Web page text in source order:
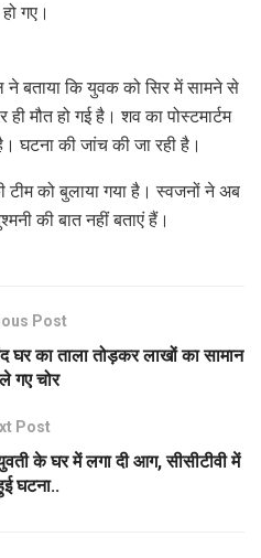
गए।
ने बताया कि युवक को सिर में सामने से
मौत हो गई है। शव का पोस्टमार्टम
घटना की जांच की जा रही है।
को बुलाया गया है। स्वजनों ने अब
की बात नहीं बताएं हैं।
Post
का ताला तोड़कर लाखों का सामान
गए चोर
Post
के घर में लगा दी आग, सीसीटीवी में
घटना..